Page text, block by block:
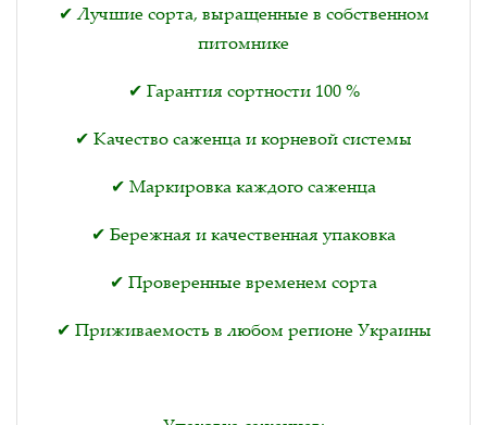
✔ Лучшие сорта, выращенные в собственном
питомнике
✔ Гарантия сортности 100 %
✔ Качество саженца и корневой системы
✔ Маркировка каждого саженца
✔ Бережная и качественная упаковка
✔ Проверенные временем сорта
✔ Приживаемость в любом регионе Украины